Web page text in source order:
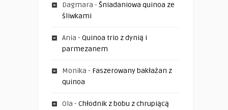
Dagmara - Śniadaniowa quinoa ze
śliwkami
Ania - Quinoa trio z dynią i
parmezanem
Monika - Faszerowany bakłażan z
quinoa
Ola - Chłodnik z bobu z chrupiącą